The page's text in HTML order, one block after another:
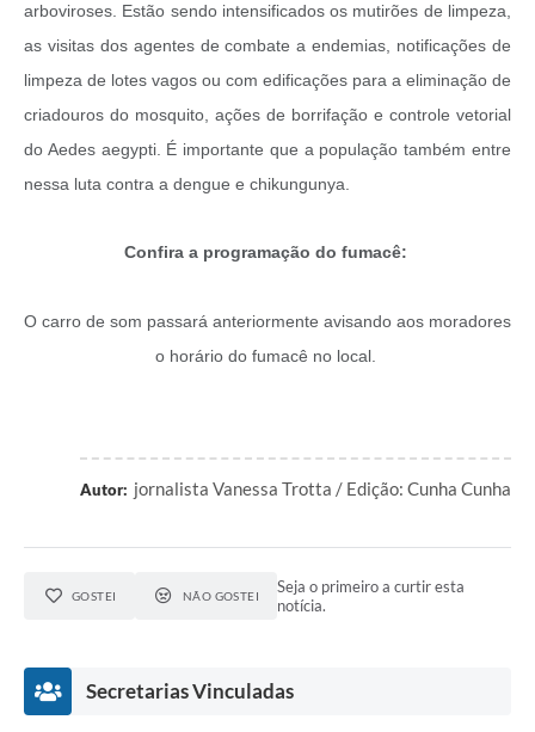
arboviroses. Estão sendo intensificados os mutirões de limpeza,
as visitas dos agentes de combate a endemias, notificações de
limpeza de lotes vagos ou com edificações para a eliminação de
criadouros do mosquito, ações de borrifação e controle vetorial
do Aedes aegypti. É importante que a população também entre
nessa luta contra a dengue e chikungunya.
Confira a programação do fumacê:
O carro de som passará anteriormente avisando aos moradores
o horário do fumacê no local.
Autor: jornalista Vanessa Trotta / Edição: Cunha Cunha
GOSTEI NÃO GOSTEI
Seja o primeiro a curtir esta
notícia.
Secretarias Vinculadas